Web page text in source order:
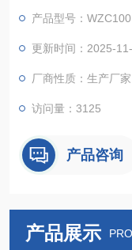
产品型号：WZC100
更新时间：2025-
厂商性质：生产厂家
访问量：3125
产品咨询
产品展示